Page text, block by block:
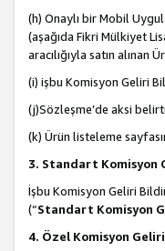
(h) Onaylı bir Mobil
(aşağıda Fikri Mülkiyet
aracılığıyla satın alınan
(i) işbu Komisyon Geliri
(j)Sözleşme’de aksi
(k) Ürün listeleme
3. Standart Komisyon
İşbu Komisyon Geliri
(“Standart Komisyon
4. Özel Komisyon